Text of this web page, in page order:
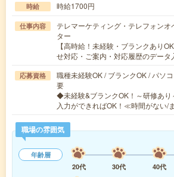
時給 時給1700円
仕事内容
テレマーケティング・テレフォン
ター
【高時給！未経験・ブランクあり
せ対応・ご案内・対応履歴のデー
応募資格
職種未経験OK / ブランクOK / パソ
要
◆未経験&ブランクOK！～研修あ
入力ができればOK！≪時間がない/
職場の雰囲気
年齢層
20代
30代 40代